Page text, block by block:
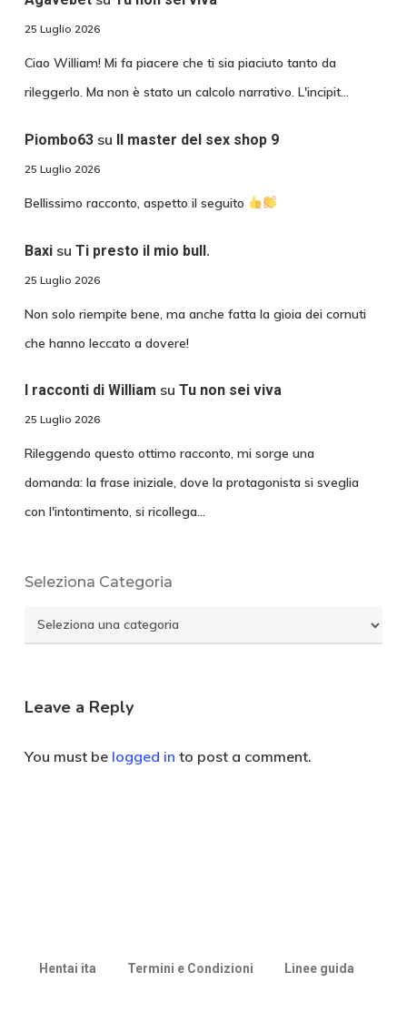
25 Luglio 2026
Ciao William! Mi fa piacere che ti sia piaciuto tanto da
rileggerlo. Ma non è stato un calcolo narrativo. L'incipit…
Piombo63su Il master del sex shop 9
25 Luglio 2026
Bellissimo racconto, aspetto il seguito
Baxisu Ti presto il mio bull.
25 Luglio 2026
Non solo riempite bene, ma anche fatta la gioia dei cornuti
che hanno leccato a dovere!
I racconti di William su Tu non sei viva
25 Luglio 2026
Rileggendo questo ottimo racconto, mi sorge una
domanda: la frase iniziale, dove la protagonista si sveglia
con l'intontimento, si ricollega…
Seleziona Categoria
Seleziona
Categoria
Leave a Reply
You must be logged in to post a comment.
Hentai ita Termini e Condizioni Linee guida